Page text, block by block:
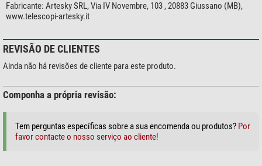
Fabricante: Artesky SRL, Via IV Novembre, 103 , 20883 Giussano (MB),
www.telescopi-artesky.it
REVISÃO DE CLIENTES
Ainda não há revisões de cliente para este produto.
Componha a própria revisão:
Tem perguntas específicas sobre a sua encomenda ou produtos? Por
favor contacte o nosso serviço ao cliente!